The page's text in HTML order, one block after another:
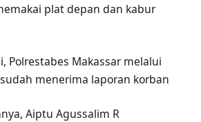
plat depan dan kabur
Polrestabes Makassar melalui
menerima laporan korban
Aiptu Agussalim R